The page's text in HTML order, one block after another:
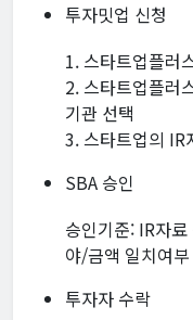
투자밋업 신청
1. 스타트업플러
2. 스타트업플러
기관 선택
3. 스타트업의 IR
SBA 승인
승인기준: IR자
야/금액 일치여
투자자 수락